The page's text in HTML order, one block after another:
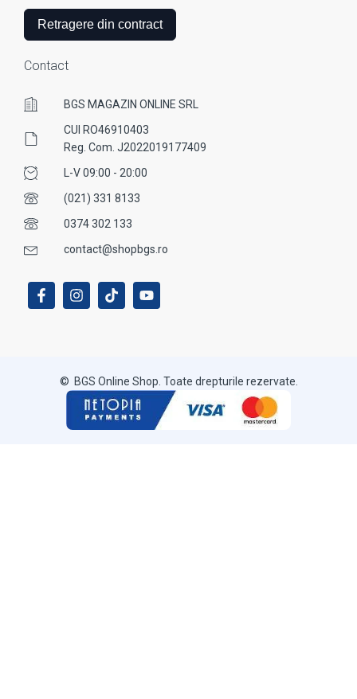
Retragere din contract
Contact
BGS MAGAZIN ONLINE SRL
CUI RO46910403
Reg. Com. J2022019177409
L-V 09:00 - 20:00
(021) 331 8133
0374 302 133
contact@shopbgs.ro
© BGS Online Shop. Toate drepturile rezervate.